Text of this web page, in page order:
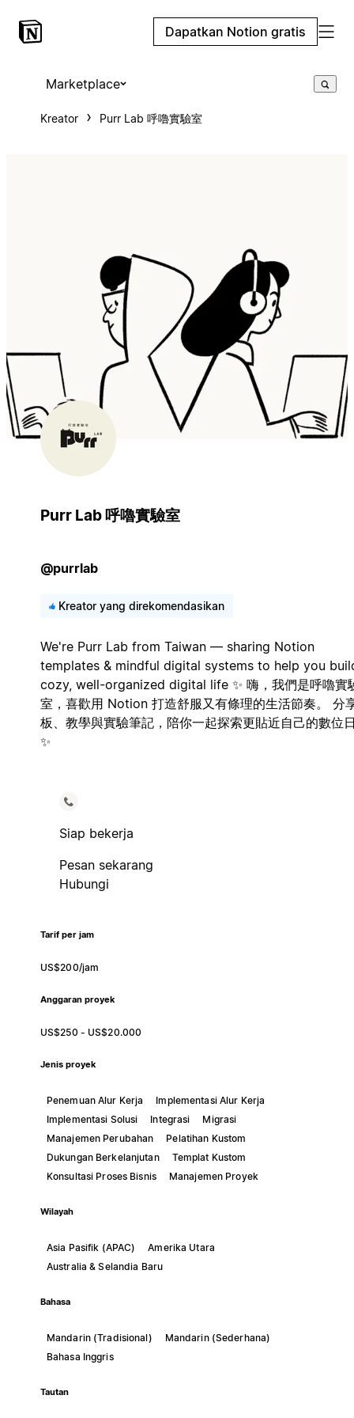
Dapatkan Notion gratis
Marketplace
Kreator Purr Lab 呼嚕實驗室
Purr Lab 呼嚕實驗室
@purrlab
Kreator yang direkomendasikan
We're Purr Lab from Taiwan — sharing Notion
templates & mindful digital systems to help you
cozy, well-organized digital life ✨ 嗨，我們是呼嚕實
室，喜歡用 Notion 打造舒服又有條理的生活節奏。 分
板、教學與實驗筆記，陪你一起探索更貼近自己的數位
✨
Siap bekerja
Pesan sekarang
Hubungi
Tarif per jam
US$200/jam
Anggaran proyek
US$250 - US$20.000
Jenis proyek
Penemuan Alur Kerja
Implementasi Alur Kerja
Implementasi Solusi
Integrasi
Migrasi
Manajemen Perubahan
Pelatihan Kustom
Dukungan Berkelanjutan
Templat Kustom
Konsultasi Proses Bisnis
Manajemen Proyek
Wilayah
Asia Pasifik (APAC)
Amerika Utara
Australia & Selandia Baru
Bahasa
Mandarin (Tradisional)
Mandarin (Sederhana)
Bahasa Inggris
Tautan